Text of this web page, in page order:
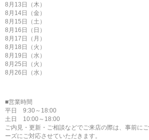
8月13日（木）
8月14日（金）
8月15日（土）
8月16日（日）
8月17日（月）
8月18日（火）
8月19日（水）
8月25日（火）
8月26日（水）
■営業時間
平日 9:30～18:00
土日 10:00～18:00
ご内見・更新・ご相談などでご来店の際は、事前に
ーズにご対応させていただきます。